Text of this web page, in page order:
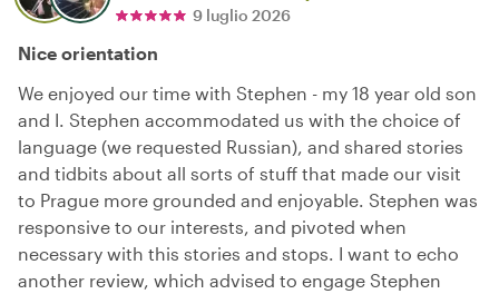
9 luglio 2026
Nice orientation
We enjoyed our time with Stephen - my 18 year old son
and I. Stephen accommodated us with the choice of
language (we requested Russian), and shared stories
and tidbits about all sorts of stuff that made our visit
to Prague more grounded and enjoyable. Stephen was
responsive to our interests, and pivoted when
necessary with this stories and stops. I want to echo
another review, which advised to engage Stephen